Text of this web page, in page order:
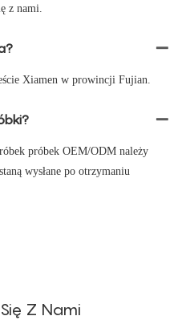
z nami.
Xiamen w prowincji Fujian.
próbek OEM/ODM należy
wysłane po otrzymaniu
Z Nami